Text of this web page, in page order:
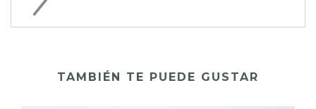
TAMBIÉN TE PUEDE GUSTAR